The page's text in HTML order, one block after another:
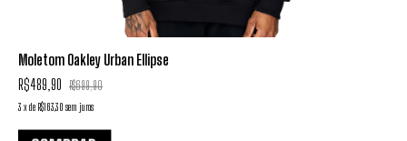
Moletom Oakley Urban Ellipse
R$489,90 R$699,90
3 xde R$163,30 sem juros